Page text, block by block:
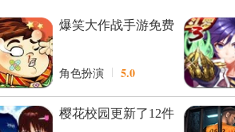
爆笑大作战手游免费
角色扮演 5.0
樱花校园更新了12件